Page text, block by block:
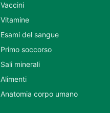
Vaccini
Vitamine
Esami del sangue
Primo soccorso
Sali minerali
Alimenti
Anatomia corpo umano